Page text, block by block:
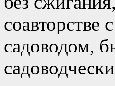
соавторстве
садоводом,